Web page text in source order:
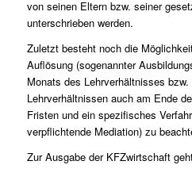
von seinen Eltern bzw. seiner
unterschrieben werden.
Zuletzt besteht noch die
Auflösung (sogenannter
Monats des Lehrverhältnisses
Lehrverhältnissen auch am Ende
Fristen und ein spezifisches
verpflichtende Mediation) zu
Zur Ausgabe der KFZwirtschaft